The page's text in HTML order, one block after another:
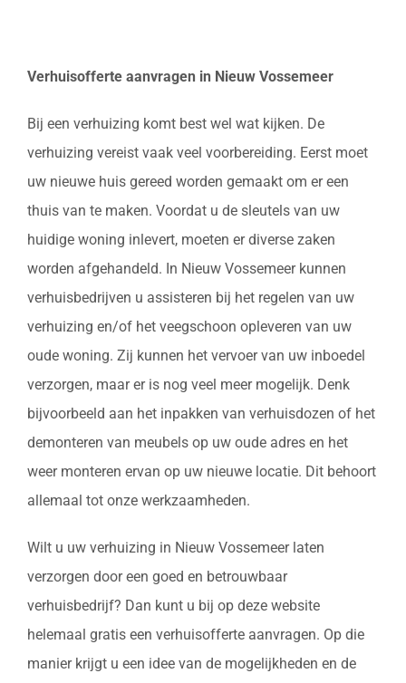
Verhuisofferte aanvragen in Nieuw Vossemeer
Bij een verhuizing komt best wel wat kijken. De
verhuizing vereist vaak veel voorbereiding. Eerst moet
uw nieuwe huis gereed worden gemaakt om er een
thuis van te maken. Voordat u de sleutels van uw
huidige woning inlevert, moeten er diverse zaken
worden afgehandeld. In Nieuw Vossemeer kunnen
verhuisbedrijven u assisteren bij het regelen van uw
verhuizing en/of het veegschoon opleveren van uw
oude woning. Zij kunnen het vervoer van uw inboedel
verzorgen, maar er is nog veel meer mogelijk. Denk
bijvoorbeeld aan het inpakken van verhuisdozen of het
demonteren van meubels op uw oude adres en het
weer monteren ervan op uw nieuwe locatie. Dit behoort
allemaal tot onze werkzaamheden.
Wilt u uw verhuizing in Nieuw Vossemeer laten
verzorgen door een goed en betrouwbaar
verhuisbedrijf? Dan kunt u bij op deze website
helemaal gratis een verhuisofferte aanvragen. Op die
manier krijgt u een idee van de mogelijkheden en de